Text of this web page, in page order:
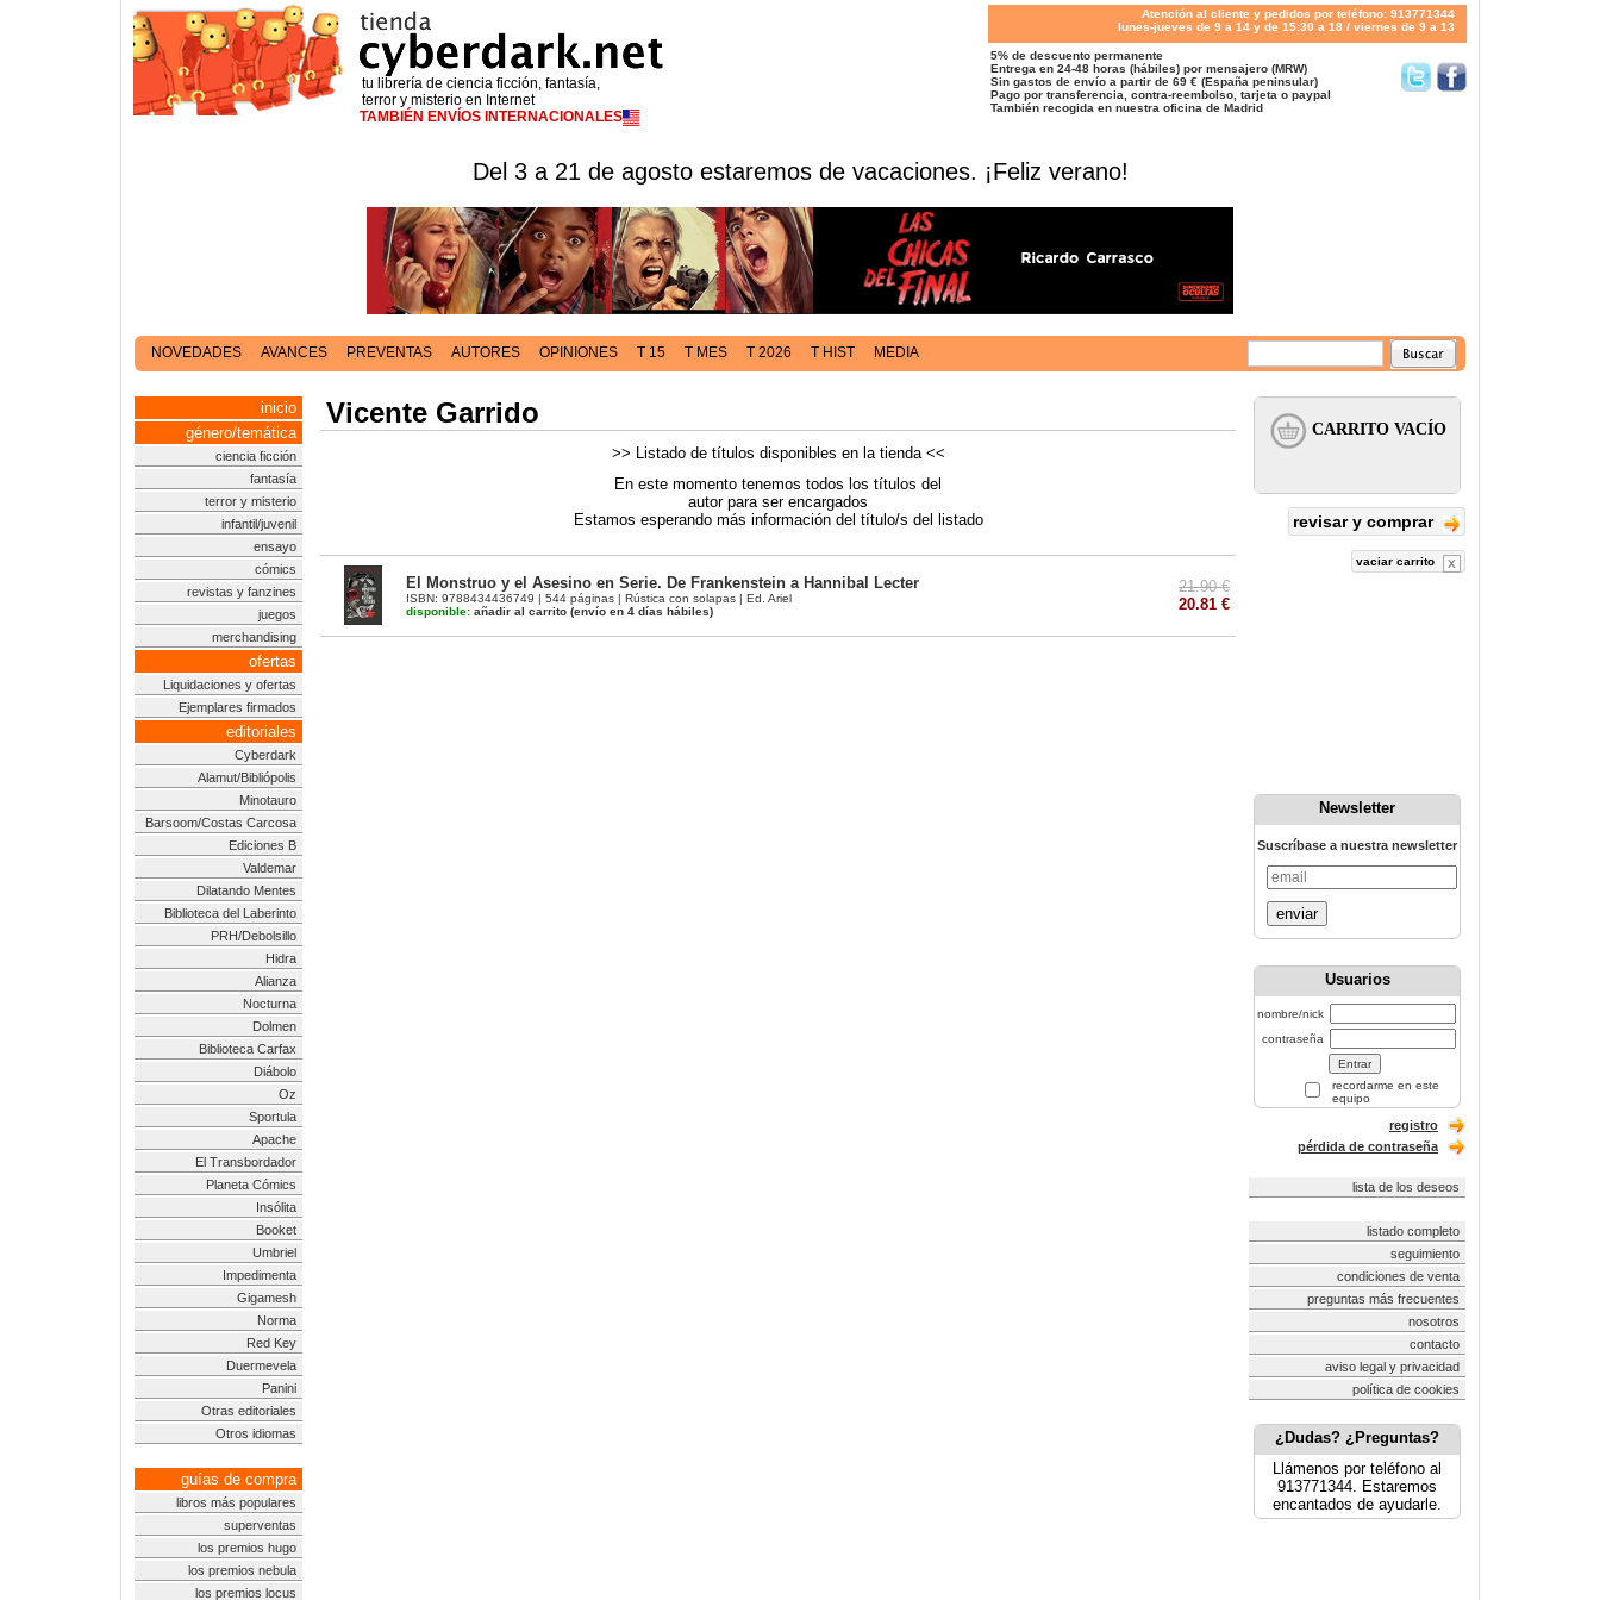
tu librería de ciencia ficción, fantasía,
terror y misterio en Internet
TAMBIÉN ENVÍOS INTERNACIONALES
Atención al cliente y pedidos por teléfono: 913771344
lunes-jueves de 9 a 14 y de 15:30 a 18 / viernes de 9 a 13
5% de descuento permanente
Entrega en 24-48 horas (hábiles) por mensajero (MRW)
Sin gastos de envío a partir de 69 € (España peninsular)
Pago por transferencia, contra-reembolso, tarjeta o paypal
También recogida en nuestra oficina de Madrid
Del 3 a 21 de agosto estaremos de vacaciones. ¡Feliz verano!
NOVEDADES AVANCES PREVENTAS AUTORES OPINIONES T 15 T MES T 2026 T HIST MEDIA
inicio
género/temática
ciencia ficción
fantasía
terror y misterio
infantil/juvenil
ensayo
cómics
revistas y fanzines
juegos
merchandising
ofertas
Liquidaciones y ofertas
Ejemplares firmados
editoriales
Cyberdark
Alamut/Bibliópolis
Minotauro
Barsoom/Costas Carcosa
Ediciones B
Valdemar
Dilatando Mentes
Biblioteca del Laberinto
PRH/Debolsillo
Hidra
Alianza
Nocturna
Dolmen
Biblioteca Carfax
Diábolo
Oz
Sportula
Apache
El Transbordador
Planeta Cómics
Insólita
Booket
Umbriel
Impedimenta
Gigamesh
Norma
Red Key
Duermevela
Panini
Otras editoriales
Otros idiomas
guías de compra
libros más populares
superventas
los premios hugo
los premios nebula
los premios locus
Vicente Garrido
>> Listado de títulos disponibles en la tienda <<
En este momento tenemos todos los títulos del
autor para ser encargados
Estamos esperando más información del título/s del listado
El Monstruo y el Asesino en Serie. De Frankenstein a Hannibal Lecter
ISBN: 9788434436749 | 544 páginas | Rústica con solapas | Ed. Ariel
disponible: añadir al carrito (envío en 4 días hábiles)
21.90 €
20.81 €
revisar y comprar
vaciar carrito
Newsletter
Suscríbase a nuestra newsletter
enviar
Usuarios
nombre/nick
contraseña
recordarme en este
equipo
registro
pérdida de contraseña
lista de los deseos
listado completo
seguimiento
condiciones de venta
preguntas más frecuentes
nosotros
contacto
aviso legal y privacidad
política de cookies
¿Dudas? ¿Preguntas?
Llámenos por teléfono al
913771344. Estaremos
encantados de ayudarle.